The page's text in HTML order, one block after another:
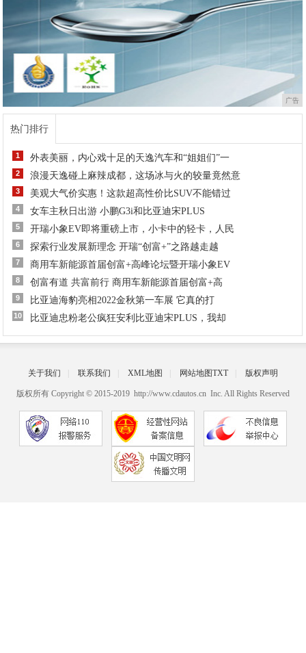
广告
热门排行
1 外表美丽，内心戏十足的天逸汽车和“姐姐们”一
2 浪漫天逸碰上麻辣成都，这场冰与火的较量竟然意
3 美观大气价实惠！这款超高性价比SUV不能错过
4 女车主秋日出游 小鹏G3i和比亚迪宋PLUS
5 开瑞小象EV即将重磅上市，小卡中的轻卡，人民
6 探索行业发展新理念 开瑞“创富+”之路越走越
7 商用车新能源首届创富+高峰论坛暨开瑞小象EV
8 创富有道 共富前行 商用车新能源首届创富+高
9 比亚迪海豹亮相2022金秋第一车展 它真的打
10 比亚迪忠粉老公疯狂安利比亚迪宋PLUS，我却
关于我们 联系我们 XML地图 网站地图TXT 版权声明
版权所有 Copyright © 2015-2019 http://www.cdautos.cn Inc. All Rights Reserved